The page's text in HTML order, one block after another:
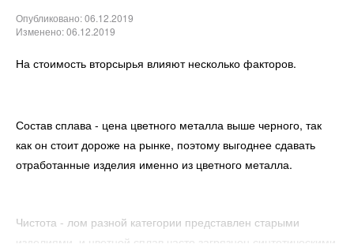
Опубликовано: 06.12.2019
Изменено: 06.12.2019
На стоимость вторсырья влияют несколько факторов.
Состав сплава - цена цветного металла выше черного, так
как он стоит дороже на рынке, поэтому выгоднее сдавать
отработанные изделия именно из цветного металла.
Чистота - лом разной категории представлен старыми